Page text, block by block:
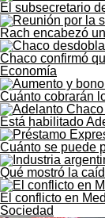
El subsecretario
Rach encabezó
Chaco confirmó
Economía
Cuánto cobrarán
Está habilitado
Cuánto se puede
Qué mostró la
El conflicto en
Sociedad